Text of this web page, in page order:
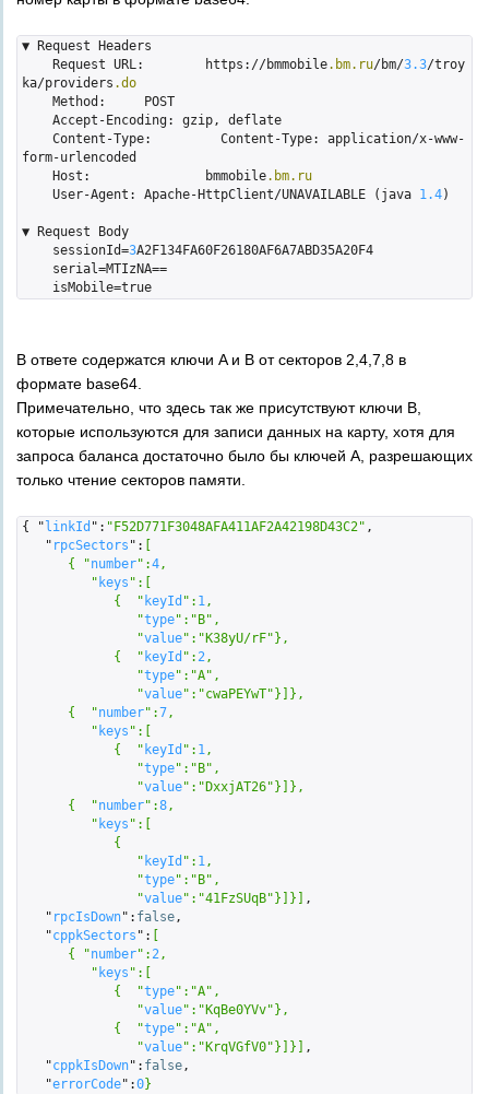
▼ Request Headers
    Request URL:	https://bmmobile
.bm.ru/bm/3.3/troy
ka/providers .do
    Content-Type:	  Content-Type: application/
x-www-
form-urlencoded
    Host:		bmmobile
.bm.ru
    User-Agent:	Apache-HttpClient/UNAVAILABLE (java
1.4)
▼ Request Body
    sessionId=
3A2F134FA60F26180AF6A7ABD35A20F4
В ответе содержатся ключи A и B от секторов 2,4,7,8 в
формате base64.
Примечательно, что здесь так же присутствуют ключи B,
которые используются для записи данных на карту, хотя для
запроса баланса достаточно было бы ключей А, разрешающих
только чтение секторов памяти.
{ " linkId ": "F52D771F3048AFA411AF2A42198D43C2" ,
   "
rpcSectors ":
      { "
number":4,
         "
keys ":
            {  "
keyId ": 1,
               "
type": "B" ,
               "
value": "K38yU/rF" } ,
            {  "
keyId ": 2,
               "
type": "A" ,
               "
value": "cwaPEYwT" } ]} ,
      {  "
number":7,
         "
keys ":
            {  "
keyId ": 1,
               "
type": "B" ,
               "
value": "DxxjAT26" } ]} ,
      {  "
number":8,
         "
keys ":
               "
keyId ": 1,
               "
type": "B" ,
               "
value": "41FzSUqB" } ]}
,
   "
rpcIsDown": false,
   "
cppkSectors ":
      { "
number": 2,
         "
keys ":
            {  "
type": "A" ,
               "
value": "KqBe0YVv" } ,
            {  "
type": "A" ,
               "
value": "KrqVGfV0" } ]}
,
   "
cppkIsDown": false,
   "
errorCode":0}